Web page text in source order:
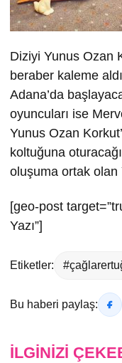
Diziyi Yunus Ozan
beraber kaleme
Adana’da
oyuncuları ise
Yunus Ozan
koltuğuna oturacağı
oluşuma ortak olan
[geo-post
Yazı”]
Etiketler:
Bu haberi paylaş:
İLGINIZI